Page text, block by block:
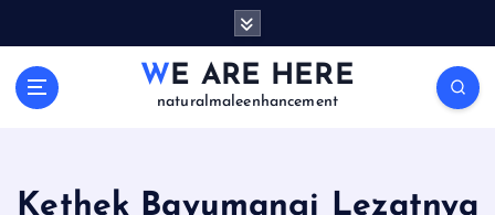
WE ARE HERE
naturalmaleenhancement
Kethek Bayumangi Lezatnya